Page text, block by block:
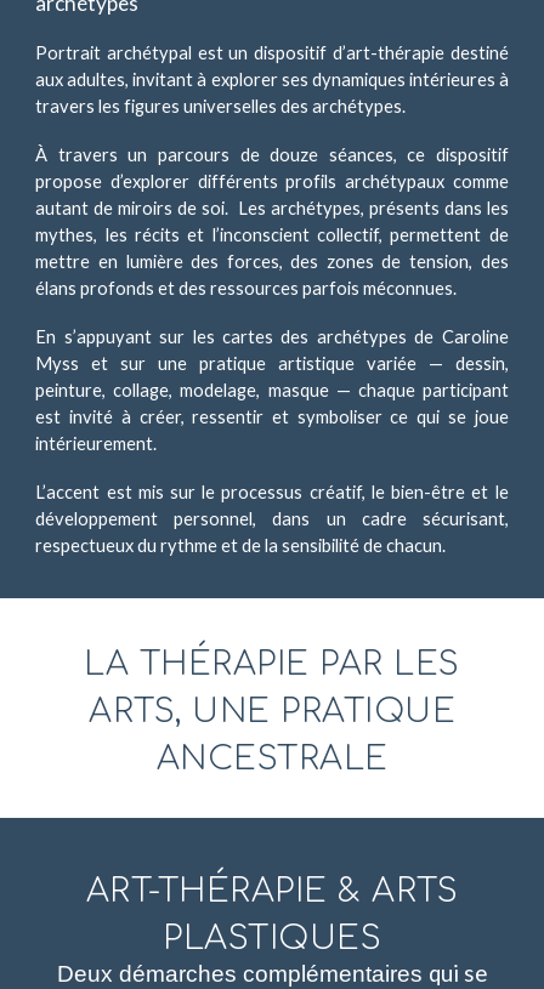
Portrait archétypal est un dispositif d’art-thérapie destiné
aux adultes, invitant à explorer ses dynamiques intérieures à
travers les figures universelles des archétypes.
À travers un parcours de douze séances, ce dispositif
propose d’explorer différents profils archétypaux comme
autant de miroirs de soi. Les archétypes, présents dans les
mythes, les récits et l’inconscient collectif, permettent de
mettre en lumière des forces, des zones de tension, des
élans profonds et des ressources parfois méconnues.
En s’appuyant sur les cartes des archétypes de Caroline
Myss et sur une pratique artistique variée — dessin,
peinture, collage, modelage, masque — chaque participant
est invité à créer, ressentir et symboliser ce qui se joue
intérieurement.
L’accent est mis sur le processus créatif, le bien-être et le
développement personnel, dans un cadre sécurisant,
respectueux du rythme et de la sensibilité de chacun.
LA THÉRAPIE PAR LES
ARTS, UNE PRATIQUE
ANCESTRALE
ART-THÉRAPIE & ARTS
PLASTIQUES
Deux démarches complémentaires qui se